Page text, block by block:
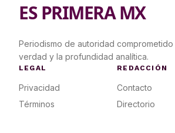
ES PRIMERA MX
Periodismo de autoridad comprometido
verdad y la profundidad analítica.
LEGAL
Privacidad
Términos
REDACCIÓN
Contacto
Directorio